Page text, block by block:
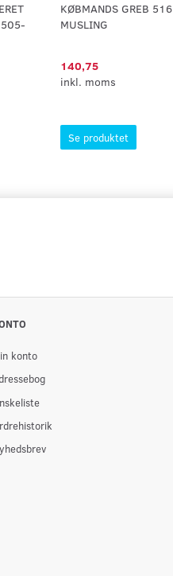
505-
KØBMANDS GREB 516
MUSLING
140,75
inkl. moms
Se produktet
konto